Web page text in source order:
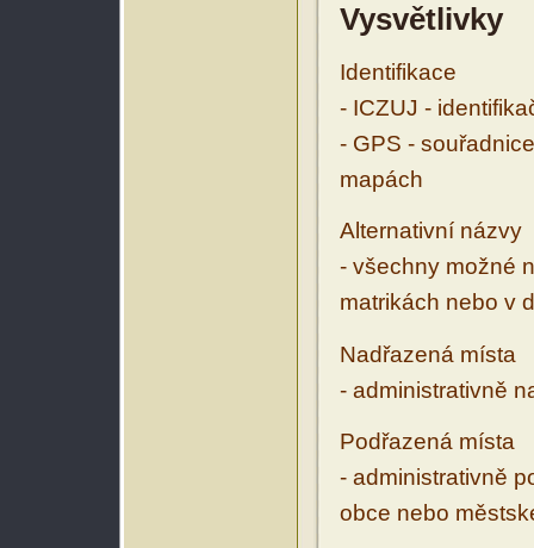
Vysvětlivky
Identifikace
- ICZUJ -
- GPS -
mapách
Alternativní názvy
- všechny možné
matrikách nebo v
Nadřazená místa
- administrativně
Podřazená místa
- administrativně
obce nebo